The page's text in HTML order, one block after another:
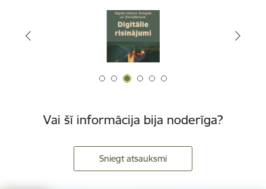
Vai šī informācija bija noderīga?
Sniegt atsauksmi